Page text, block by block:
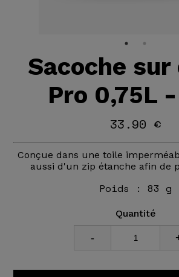
Sacoche sur
Pro 0,75L
33.90 €
Conçue dans une toile
aussi d'un zip étanche afin de
Poids : 83 g
Quantité
-